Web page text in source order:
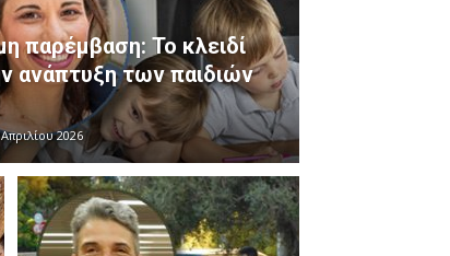
παρέμβαση: Το κλειδί
ανάπτυξη των παιδιών
2026